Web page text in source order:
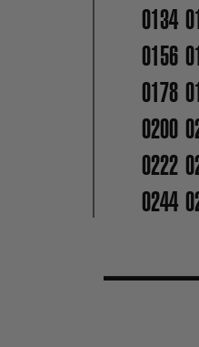
0134
0156
0178
0200
0222
0244